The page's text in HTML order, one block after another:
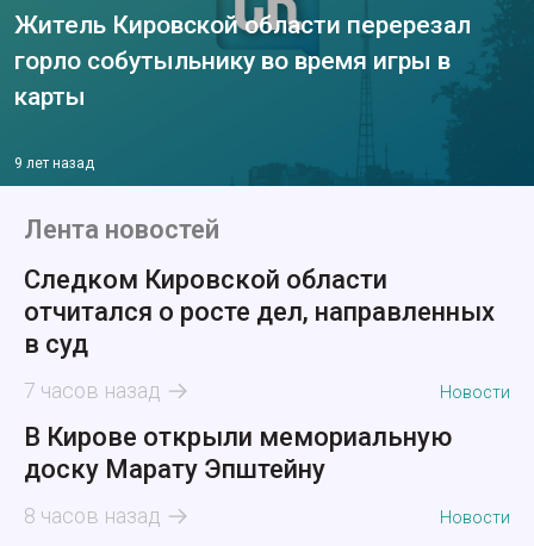
Житель Кировской области перерезал
горло собутыльнику во время игры в
карты
9 лет назад
Лента новостей
Следком Кировской области
отчитался о росте дел, направленных
в суд
7 часов назад Новости
В Кирове открыли мемориальную
доску Марату Эпштейну
8 часов назад Новости